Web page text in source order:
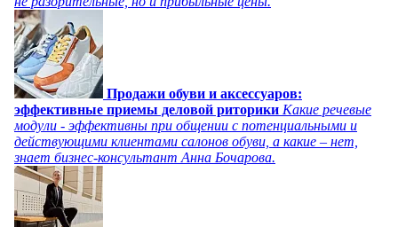
Продажи обуви и аксессуаров:
эффективные приемы деловой риторики Какие речевые
модули - эффективны при общении с потенциальными и
действующими клиентами салонов обуви, а какие – нет,
знает бизнес-консультант Анна Бочарова.